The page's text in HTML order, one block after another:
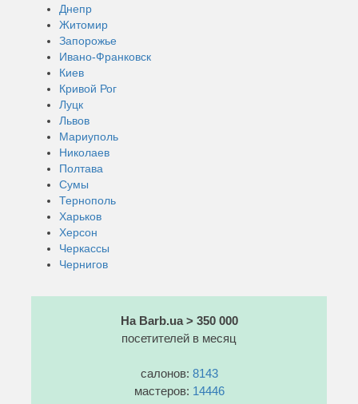
Днепр
Житомир
Запорожье
Ивано-Франковск
Киев
Кривой Рог
Луцк
Львов
Мариуполь
Николаев
Полтава
Сумы
Тернополь
Харьков
Херсон
Черкассы
Чернигов
На Barb.ua > 350 000
посетителей в месяц
салонов: 8143
мастеров: 14446